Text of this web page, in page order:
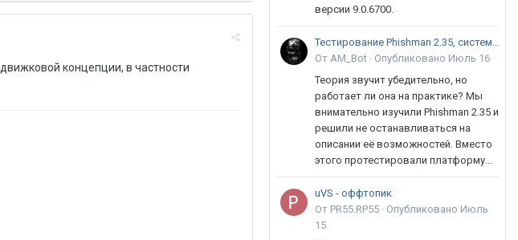
концепции, в частности
версии 9.0.6700.
Тестирование Phishman 2.35, системы повышения осведомлённости пользователей в сфере ИБ
От AM_Bot · Опубликовано Июль 16
Теория звучит убедительно, но
работает ли она на практике? Мы
внимательно изучили Phishman 2.35 и
решили не останавливаться на
описании её возможностей. Вместо
этого протестировали платформу...
uVS - оффтопик
От PR55.RP55 · Опубликовано Июль
15